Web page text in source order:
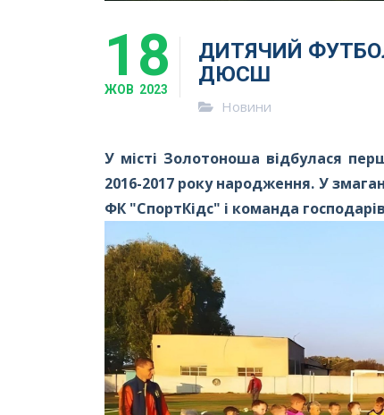
18
ЖОВ 2023
ДИТЯЧИЙ
ДЮСШ
Новини
У місті Золотоноша відбулася
2016-2017 року народження. У
ФК "СпортКідс" і команда